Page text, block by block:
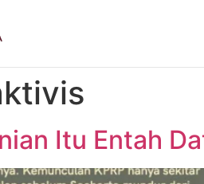
Itu Entah